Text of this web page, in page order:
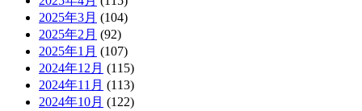
2025年3月 (104)
2025年2月 (92)
2025年1月 (107)
2024年12月 (115)
2024年11月 (113)
2024年10月 (122)